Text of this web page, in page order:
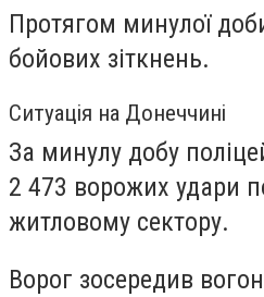
Протягом минулої
бойових зіткнень.
Ситуація на Донеччині
За минулу добу
2 473 ворожих удари
житловому сектору.
Ворог зосередив